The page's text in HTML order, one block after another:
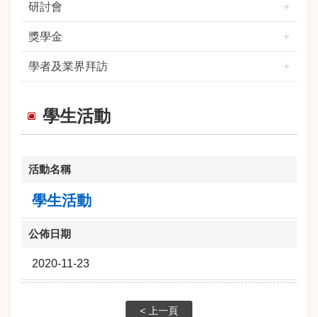
研討會
獎學金
學者及業界拜訪
學生活動
活動名稱
學生活動
公佈日期
2020-11-23
< 上一頁